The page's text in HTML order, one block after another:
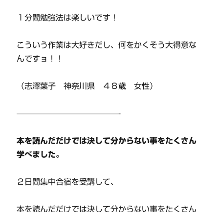
１分間勉強法は楽しいです！
こういう作業は大好きだし、何をかくそう大得意な
んですョ！！
（志澤葉子 神奈川県 ４８歳 女性）
—————————————-
本を読んだだけでは決して分からない事をたくさん
学べました。
２日間集中合宿を受講して、
本を読んだだけでは決して分からない事をたくさん